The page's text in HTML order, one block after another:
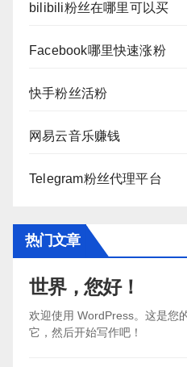
bilibili粉丝在哪里可以买
Facebook哪里快速涨粉
快手粉丝活粉
网易云音乐赚钱
Telegram粉丝代理平台
热门文章
世界，您好！
欢迎使用 WordPress。这是您
它，然后开始写作吧！